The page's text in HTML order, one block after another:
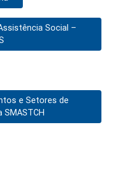
Social –
e Setores de